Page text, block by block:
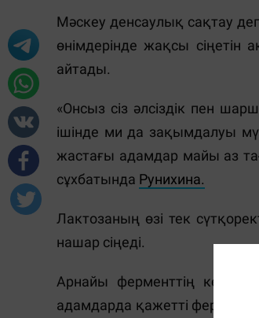
Мәскеу денсаулық сақтау
өнімдерінде жақсы
айтады.
«Онсыз сіз әлсіздік пен
ішінде ми да зақымдалуы
жастағы адамдар майы аз
сұхбатында Рунихина.
Лактозаның өзі тек
нашар сіңеді.
Арнайы ферменттің
адамдарда қажетті фермент